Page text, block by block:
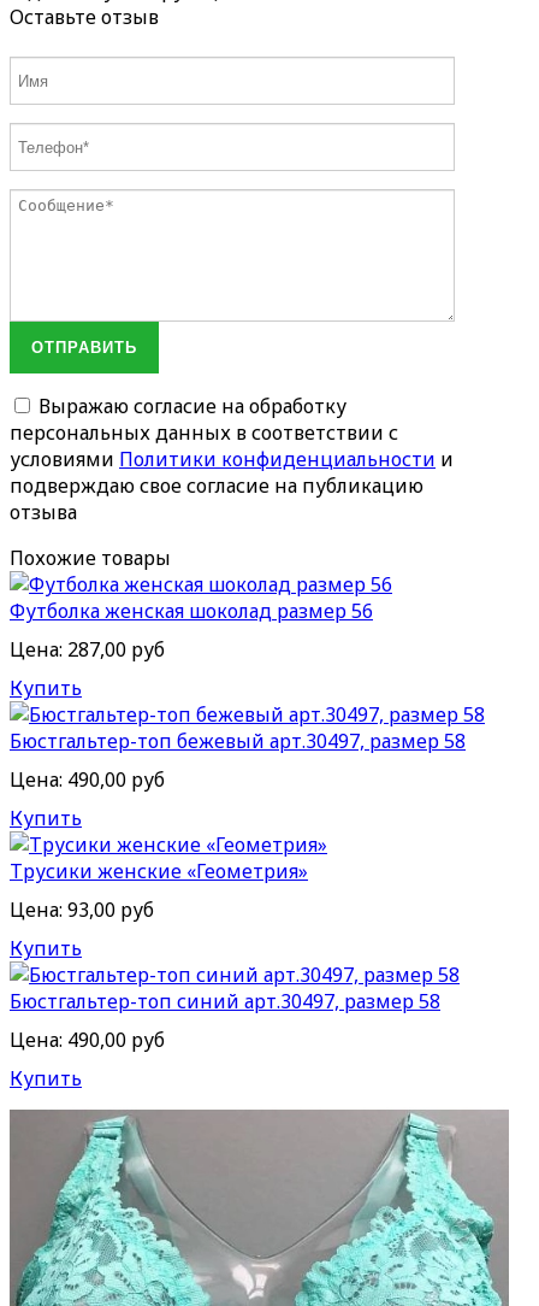
Оставьте отзыв
ОТПРАВИТЬ
Выражаю согласие на обработку
персональных данных в соответствии с
условиями Политики конфиденциальности и
подверждаю свое согласие на публикацию
отзыва
Похожие товары
Футболка женская шоколад размер 56
Цена: 287,00 руб
Купить
Бюстгальтер-топ бежевый арт.30497, размер 58
Цена: 490,00 руб
Купить
Трусики женские «Геометрия»
Цена: 93,00 руб
Купить
Бюстгальтер-топ синий арт.30497, размер 58
Цена: 490,00 руб
Купить